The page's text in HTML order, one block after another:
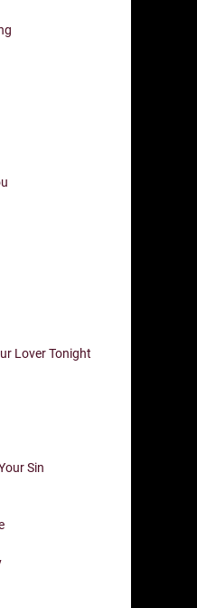
Lover Tonight
Sin